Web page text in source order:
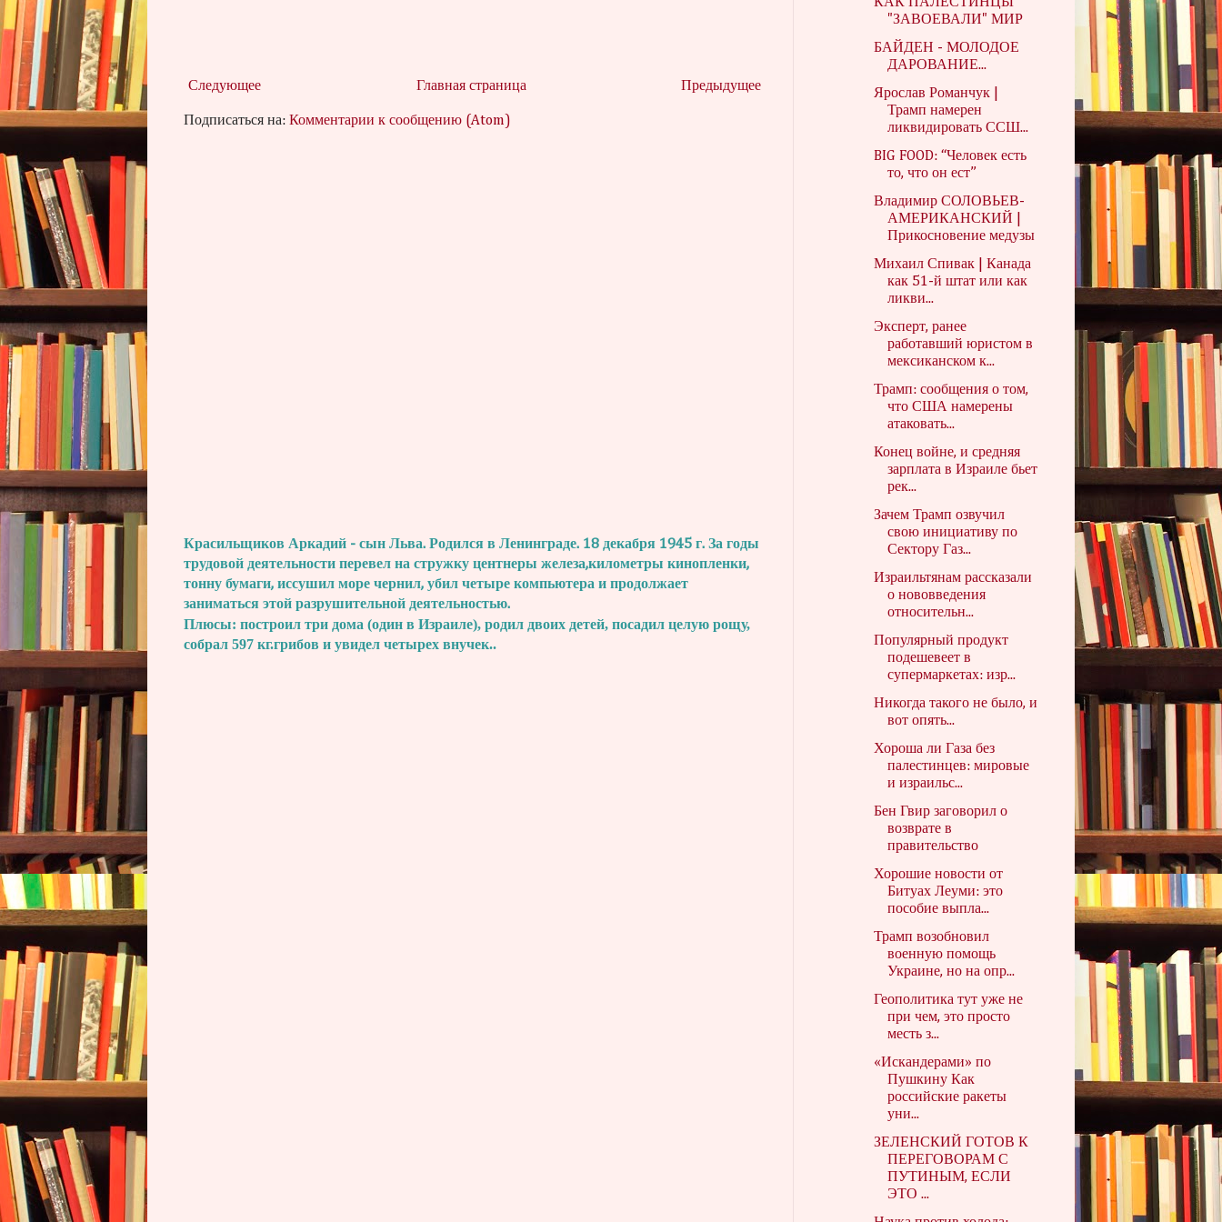
Следующее Предыдущее
Главная страница
Подписаться на: Комментарии к сообщению (Atom)
Красильщиков Аркадий - сын Льва. Родился в Ленинграде. 18 декабря 1945 г. За годы
трудовой деятельности перевел на стружку центнеры железа,километры кинопленки,
тонну бумаги, иссушил море чернил, убил четыре компьютера и продолжает
заниматься этой разрушительной деятельностью.
Плюсы: построил три дома (один в Израиле), родил двоих детей, посадил целую рощу,
собрал 597 кг.грибов и увидел четырех внучек..
"ЗАВОЕВАЛИ" МИР
БАЙДЕН - МОЛОДОЕ
ДАРОВАНИЕ...
Ярослав Романчук |
Трамп намерен
ликвидировать ССШ...
BIG FOOD: “Человек есть
то, что он ест”
Владимир СОЛОВЬЕВ-
АМЕРИКАНСКИЙ |
Прикосновение медузы
Михаил Спивак | Канада
как 51-й штат или как
ликви...
Эксперт, ранее
работавший юристом в
мексиканском к...
Трамп: сообщения о том,
что США намерены
атаковать...
Конец войне, и средняя
зарплата в Израиле бьет
рек...
Зачем Трамп озвучил
свою инициативу по
Сектору Газ...
Израильтянам рассказали
о нововведения
относительн...
Популярный продукт
подешевеет в
супермаркетах: изр...
Никогда такого не было, и
вот опять...
Хороша ли Газа без
палестинцев: мировые
и израильс...
Бен Гвир заговорил о
возврате в
правительство
Хорошие новости от
Битуах Леуми: это
пособие выпла...
Трамп возобновил
военную помощь
Украине, но на опр...
Геополитика тут уже не
при чем, это просто
месть з...
«Искандерами» по
Пушкину Как
российские ракеты
уни...
ЗЕЛЕНСКИЙ ГОТОВ К
ПЕРЕГОВОРАМ С
ПУТИНЫМ, ЕСЛИ
ЭТО ...